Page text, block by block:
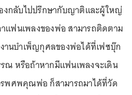
งกลับไปปรึกษากับญาติและผู้ใหญ่
แฟนเพลงของพ่อ สามารถติดตาม
านบำเพ็ญกุศลของพ่อได้ที่เฟซบุ๊ก
ณ หรือถ้าหากมีแฟนเพลงจะเดิน
รพศพคุณพ่อ ก็สามารถมาได้ที่วัด